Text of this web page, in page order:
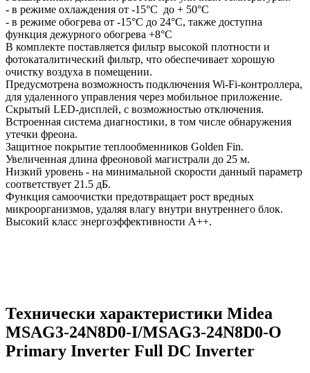
- в режиме охлаждения от -15°С до + 50°С
- в режиме обогрева от -15°С до 24°С, также доступна
функция дежурного обогрева +8°С
В комплекте поставляется фильтр высокой плотности и
фотокаталитический фильтр, что обеспечивает хорошую
очистку воздуха в помещении.
Предусмотрена возможность подключения Wi-Fi-контроллера,
для удаленного управления через мобильное приложение.
Скрытый LED-дисплей, с возможностью отключения.
Встроенная система диагностики, в том числе обнаружения
утечки фреона.
Защитное покрытие теплообменников Golden Fin.
Увеличенная длина фреоновой магистрали до 25 м.
Низкий уровень - на минимальной скорости данный параметр
соответствует 21.5 дБ.
Функция самоочистки предотвращает рост вредных
микроорганизмов, удаляя влагу внутри внутреннего блок.
Высокий класс энергоэффективности А++.
Технически характеристики Midea
MSAG3-24N8D0-I/MSAG3-24N8D0-O
Primary Inverter Full DC Inverter